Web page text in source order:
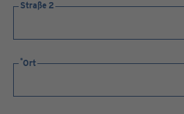
Straße 2
Ort